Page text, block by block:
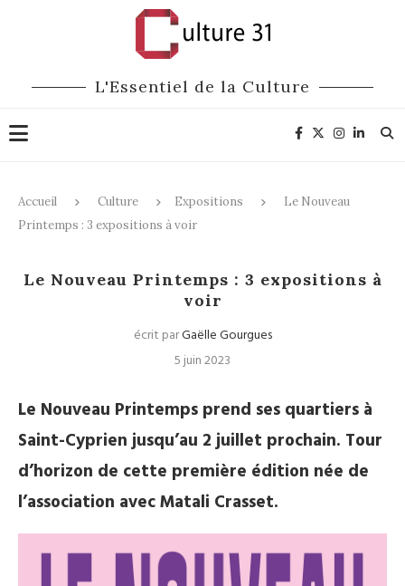
L'Essentiel de la Culture
Accueil Culture Expositions
Le Nouveau
Printemps : 3 expositions à voir
Le Nouveau Printemps : 3 expositions à
voir
écrit parGaëlle Gourgues
5 juin 2023
Le Nouveau Printemps prend ses quartiers à
Saint-Cyprien jusqu’au 2 juillet prochain. Tour
d’horizon de cette première édition née de
l’association avec Matali Crasset.